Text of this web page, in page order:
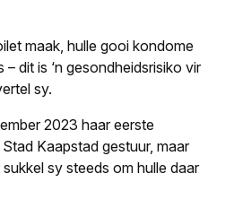
maak, hulle gooi kondome
dit is ‘n gesondheidsrisiko vir
sy.
2023 haar eerste
Kaapstad gestuur, maar
sy steeds om hulle daar